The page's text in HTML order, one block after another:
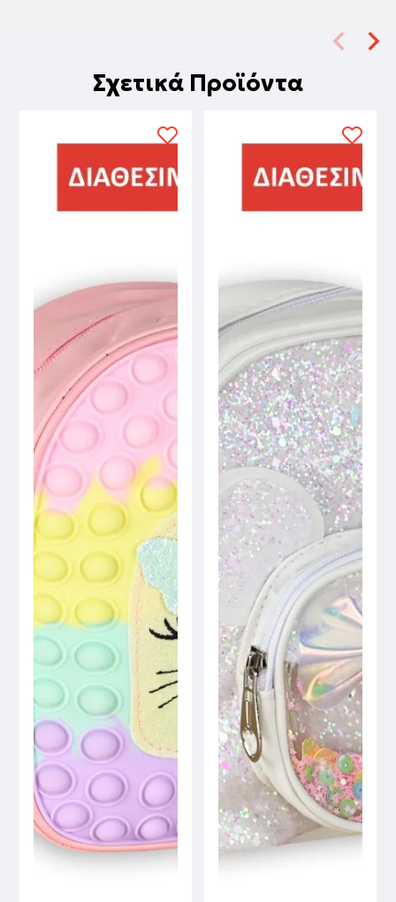
Σχετικά Προϊόντα